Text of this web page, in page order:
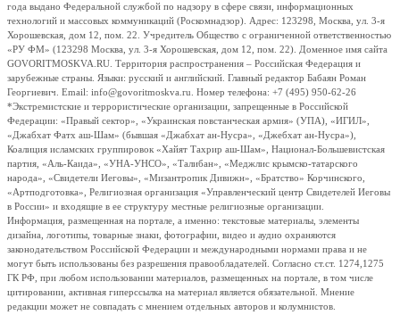
года выдано Федеральной службой по надзору в сфере связи, информационных
технологий и массовых коммуникаций (Роскомнадзор). Адрес: 123298, Москва, ул. 3-я
Хорошевская, дом 12, пом. 22. Учредитель Общество с ограниченной ответственностью
«РУ ФМ» (123298 Москва, ул. 3-я Хорошевская, дом 12, пом. 22). Доменное имя сайта
GOVORITMOSKVA.RU. Территория распространения – Российская Федерация и
зарубежные страны. Языки: русский и английский. Главный редактор Бабаян Роман
Георгиевич. Email: info@govoritmoskva.ru. Номер телефона: +7 (495) 950-62-26
*Экстремистские и террористические организации, запрещенные в Российской
Федерации: «Правый сектор», «Украинская повстанческая армия» (УПА), «ИГИЛ»,
«Джабхат Фатх аш-Шам» (бывшая «Джабхат ан-Нусра», «Джебхат ан-Нусра»),
Коалиция исламских группировок «Хайят Тахрир аш-Шам», Национал-Большевистская
партия, «Аль-Каида», «УНА-УНСО», «Талибан», «Меджлис крымско-татарского
народа», «Свидетели Иеговы», «Мизантропик Дивижн», «Братство» Корчинского,
«Артподготовка», Религиозная организация «Управленческий центр Свидетелей Иеговы
в России» и входящие в ее структуру местные религиозные организации.
Информация, размещенная на портале, а именно: текстовые материалы, элементы
дизайна, логотипы, товарные знаки, фотографии, видео и аудио охраняются
законодательством Российской Федерации и международными нормами права и не
могут быть использованы без разрешения правообладателей. Согласно ст.ст. 1274,1275
ГК РФ, при любом использовании материалов, размещенных на портале, в том числе
цитировании, активная гиперссылка на материал является обязательной. Мнение
редакции может не совпадать с мнением отдельных авторов и колумнистов.